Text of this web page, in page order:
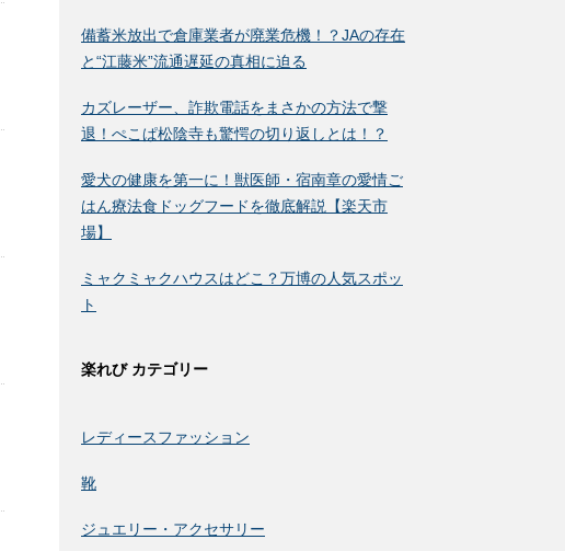
備蓄米放出で倉庫業者が廃業危機！？JAの存在
と“江藤米”流通遅延の真相に迫る
カズレーザー、詐欺電話をまさかの方法で撃
退！ぺこぱ松陰寺も驚愕の切り返しとは！？
愛犬の健康を第一に！獣医師・宿南章の愛情ご
はん療法食ドッグフードを徹底解説【楽天市
場】
ミャクミャクハウスはどこ？万博の人気スポッ
ト
楽れび カテゴリー
レディースファッション
靴
ジュエリー・アクセサリー